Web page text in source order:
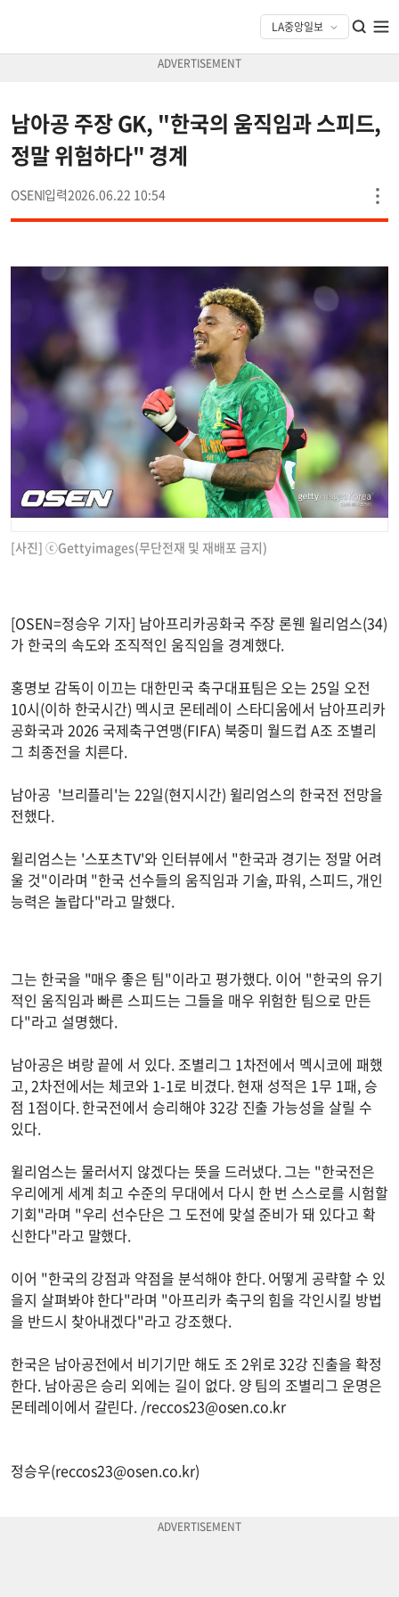
남아공 주장 GK, "한국의 움직임과 스피드,
정말 위험하다" 경계
OSEN 2026.06.22 10:54
[사진] ⓒGettyimages(무단전재 및 재배포 금지)
[OSEN=정승우 기자] 남아프리카공화국 주장 론웬 윌리엄스(34)
가 한국의 속도와 조직적인 움직임을 경계했다.
홍명보 감독이 이끄는 대한민국 축구대표팀은 오는 25일 오전
10시(이하 한국시간) 멕시코 몬테레이 스타디움에서 남아프리카
공화국과 2026 국제축구연맹(FIFA) 북중미 월드컵 A조 조별리
그 최종전을 치른다.
남아공 '브리플리'는 22일(현지시간) 윌리엄스의 한국전 전망을
전했다.
윌리엄스는 '스포츠TV'와 인터뷰에서 "한국과 경기는 정말 어려
울 것"이라며 "한국 선수들의 움직임과 기술, 파워, 스피드, 개인
능력은 놀랍다"라고 말했다.
그는 한국을 "매우 좋은 팀"이라고 평가했다. 이어 "한국의 유기
적인 움직임과 빠른 스피드는 그들을 매우 위험한 팀으로 만든
다"라고 설명했다.
남아공은 벼랑 끝에 서 있다. 조별리그 1차전에서 멕시코에 패했
고, 2차전에서는 체코와 1-1로 비겼다. 현재 성적은 1무 1패, 승
점 1점이다. 한국전에서 승리해야 32강 진출 가능성을 살릴 수
있다.
윌리엄스는 물러서지 않겠다는 뜻을 드러냈다. 그는 "한국전은
우리에게 세계 최고 수준의 무대에서 다시 한 번 스스로를 시험할
기회"라며 "우리 선수단은 그 도전에 맞설 준비가 돼 있다고 확
신한다"라고 말했다.
이어 "한국의 강점과 약점을 분석해야 한다. 어떻게 공략할 수 있
을지 살펴봐야 한다"라며 "아프리카 축구의 힘을 각인시킬 방법
을 반드시 찾아내겠다"라고 강조했다.
한국은 남아공전에서 비기기만 해도 조 2위로 32강 진출을 확정
한다. 남아공은 승리 외에는 길이 없다. 양 팀의 조별리그 운명은
몬테레이에서 갈린다. /reccos23@osen.co.kr
정승우(reccos23@osen.co.kr)